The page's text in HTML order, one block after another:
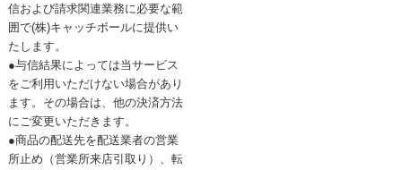
信および請求関連業務に必要な範
囲で(株)キャッチボールに提供い
たします。
●与信結果によっては当サービス
をご利用いただけない場合があり
ます。その場合は、他の決済方法
にご変更いただきます。
●商品の配送先を配送業者の営業
所止め（営業所来店引取り）、転